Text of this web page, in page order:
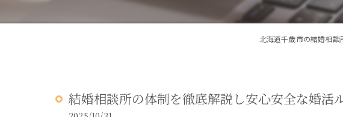
北海道千歳市の結婚相談
結婚相談所の体制を徹底解説し安心安全な婚活